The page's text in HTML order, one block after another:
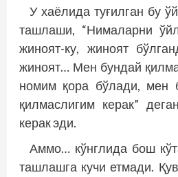
У хаёлида туғилган бу
ташлаши, “Нималарни
жиноят-ку, жиноят
жиноят… Мен бундай
номим қора бўлади,
қилмаслигим керак”
керак эди.
Аммо… кўнглида бош
ташлашга кучи етмади.